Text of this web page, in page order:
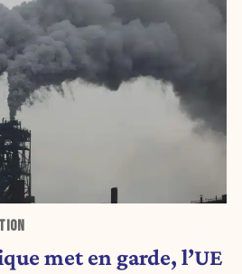
met en garde, l’UE